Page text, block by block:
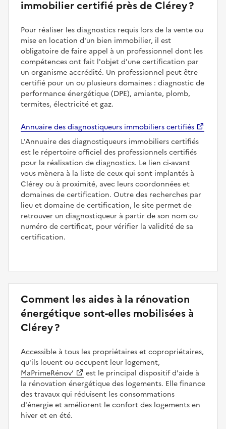
immobilier certifié près de Clérey ?
Pour réaliser les diagnostics requis lors de la vente ou
mise en location d'un bien immobilier, il est
obligatoire de faire appel à un professionnel dont les
compétences ont fait l'objet d'une certification par
un organisme accrédité. Un professionnel peut être
certifié pour un ou plusieurs domaines : diagnostic de
performance énergétique (DPE), amiante, plomb,
termites, électricité et gaz.
Annuaire des diagnostiqueurs immobiliers certifiés
L'Annuaire des diagnostiqueurs immobiliers certifiés
est le répertoire officiel des professionnels certifiés
pour la réalisation de diagnostics. Le lien ci-avant
vous mènera à la liste de ceux qui sont implantés à
Clérey ou à proximité, avec leurs coordonnées et
domaines de certification. Outre des recherches par
lieu et domaine de certification, le site permet de
retrouver un diagnostiqueur à partir de son nom ou
numéro de certificat, pour vérifier la validité de sa
certification.
Comment les aides à la rénovation
énergétique sont-elles mobilisées à
Clérey ?
Accessible à tous les propriétaires et copropriétaires,
qu'ils louent ou occupent leur logement,
MaPrimeRénov’
est le principal dispositif d'aide à
la rénovation énergétique des logements. Elle finance
des travaux qui réduisent les consommations
d'énergie et améliorent le confort des logements en
hiver et en été.